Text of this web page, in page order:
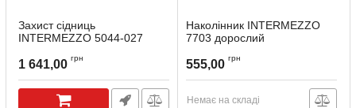
Захист сідниць
INTERMEZZO 5044-027
Артикул: 5044-027-10
1 641,00 грн
Наколінник INTERMEZZO
7703 дорослий
555,00 грн
Немає на складі